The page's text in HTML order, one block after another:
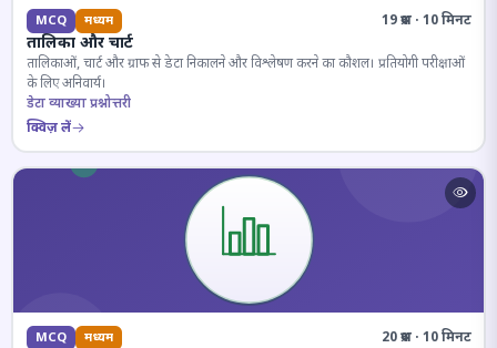
MCQ मध्यम 19 प्रश्न · 10 मिनट
तालिका और चार्ट
तालिकाओं, चार्ट और ग्राफ से डेटा निकालने और विश्लेषण करने का कौशल। प्रतियोगी परीक्षाओं
के लिए अनिवार्य।
डेटा व्याख्या प्रश्नोत्तरी
क्विज़ लें
MCQ मध्यम 20 प्रश्न · 10 मिनट